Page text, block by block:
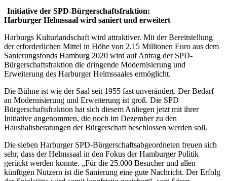
Initiative der SPD-Bürgerschaftsfraktion:
Harburger Helmssaal wird saniert und erweitert
Harburgs Kulturlandschaft wird attraktiver. Mit der Bereitstellung
der erforderlichen Mittel in Höhe von 2,15 Millionen Euro aus dem
Sanierungsfonds Hamburg 2020 wird auf Antrag der SPD-
Bürgerschaftsfraktion die dringende Modernisierung und
Erweiterung des Harburger Helmssaales ermöglicht.
Die Bühne ist wie der Saal seit 1955 fast unverändert. Der Bedarf
an Modernisierung und Erweiterung ist groß. Die SPD
Bürgerschaftsfraktion hat sich diesem Anliegen jetzt mit ihrer
Initiative angenommen, die noch im Dezember zu den
Haushaltsberatungen der Bürgerschaft beschlossen werden soll.
Die sieben Harburger SPD-Bürgerschaftsabgeordneten freuen sich
sehr, dass der Helmssaal in den Fokus der Hamburger Politik
gerückt werden konnte. „Für die 25.000 Besucher und allen
künftigen Nutzern ist die Sanierung eine gute Nachricht. Der Erfolg